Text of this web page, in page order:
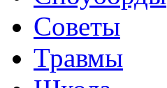
Советы
Травмы